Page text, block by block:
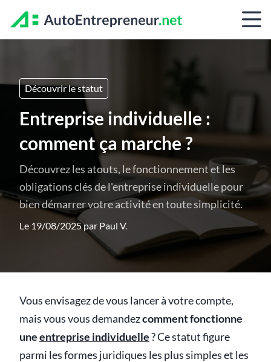
Découvrir le statut
Entreprise individuelle :
comment ça marche ?
Découvrez les atouts, le fonctionnement et les
obligations clés de l'entreprise individuelle pour
bien démarrer votre activité en toute simplicité.
Le 19/08/2025 par Paul V.
Vous envisagez de vous lancer à votre compte,
mais vous vous demandezcomment fonctionne
uneentreprise individuelle? Ce statut figure
parmi les formes juridiques les plus simples et les